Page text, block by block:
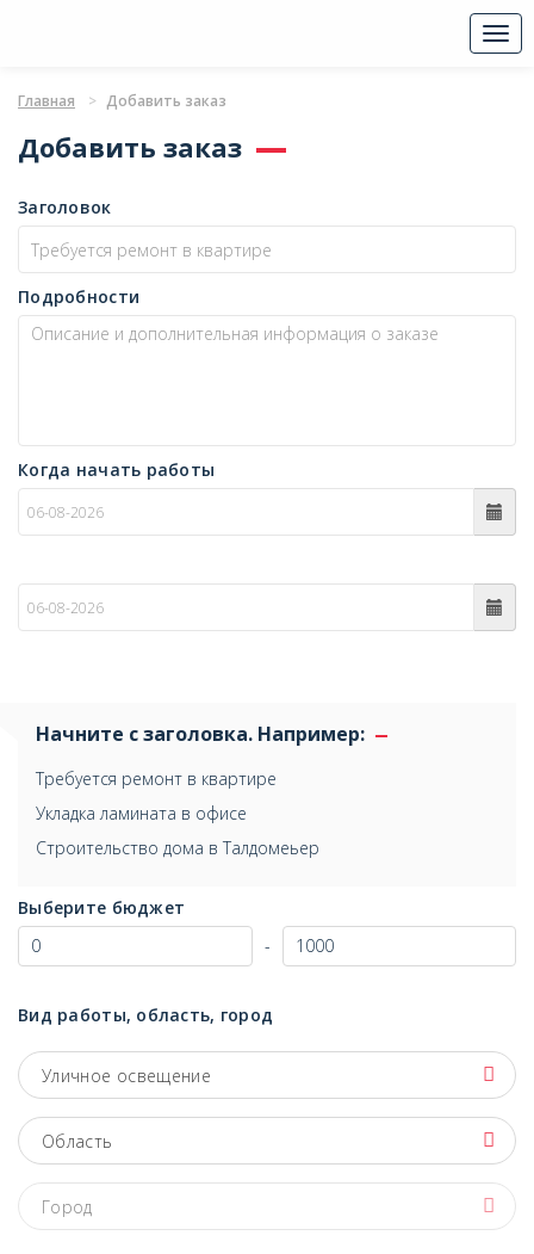
Главная Добавить заказ
Добавить заказ
Заголовок
Подробности
Когда начать работы
c
по
Начните с заголовка. Например:
Требуется ремонт в квартире
Укладка ламината в офисе
Строительство дома в Талдомеьер
Выберите бюджет
-
Вид работы, область, город
Уличное освещение
Область
Город